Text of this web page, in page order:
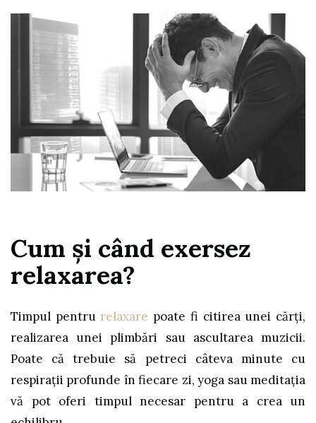
Cum şi când exersez
relaxarea?
Timpul pentru relaxare poate fi citirea unei cărți,
realizarea unei plimbări sau ascultarea muzicii.
Poate că trebuie să petreci câteva minute cu
respirații profunde în fiecare zi, yoga sau meditația
vă pot oferi timpul necesar pentru a crea un